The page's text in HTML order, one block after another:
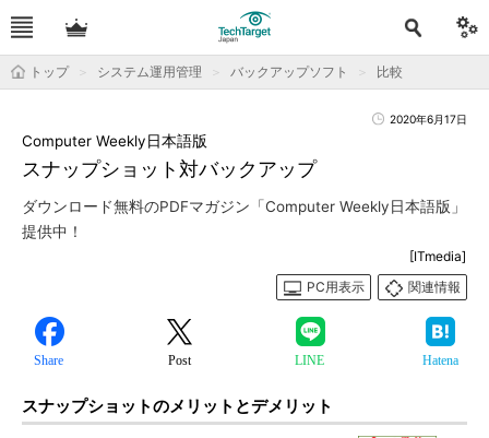
トップ システム運用管理 バックアップソフト 比較
2020年6月17日
スナップショット対バックアップ
Computer Weekly日本語版
ダウンロード無料のPDFマガジン「Computer Weekly日本語版」
提供中！
[ITmedia]
PC用表示
関連情報
Share Post LINE Hatena
スナップショットのメリットとデメリット